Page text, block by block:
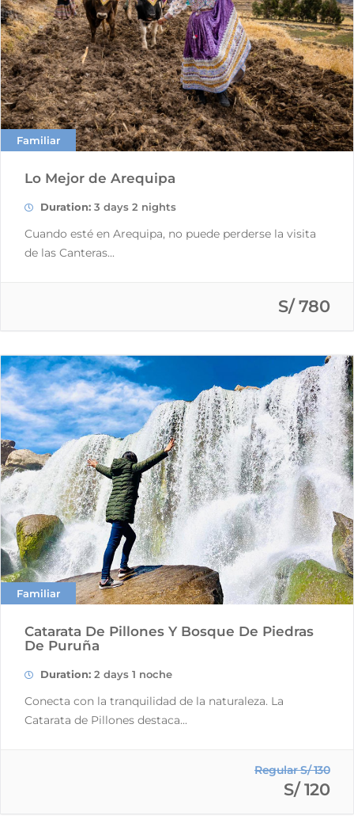
Familiar
Lo Mejor de Arequipa
Duration: 3 days 2 nights
Cuando esté en Arequipa, no puede perderse la visita
de las Canteras...
S/ 780
Familiar
Catarata De Pillones Y Bosque De Piedras
De Puruña
Duration: 2 days 1 noche
Conecta con la tranquilidad de la naturaleza. La
Catarata de Pillones destaca...
Regular S/ 130
S/ 120